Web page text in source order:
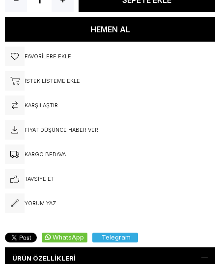
FAVORILERE EKLE
İSTEK LISTEME EKLE
KARŞILAŞTIR
FIYAT DÜŞÜNCE HABER VER
KARGO BEDAVA
TAVSIYE ET
YORUM YAZ
WhatsApp Telegram
ÜRÜN ÖZELLIKLERI